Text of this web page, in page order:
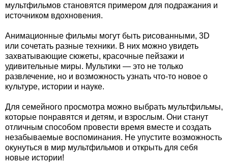
мультфильмов становятся примером для подражания и
источником вдохновения.
Анимационные фильмы могут быть рисованными, 3D
или сочетать разные техники. В них можно увидеть
захватывающие сюжеты, красочные пейзажи и
удивительные миры. Мультики — это не только
развлечение, но и возможность узнать что-то новое о
культуре, истории и науке.
Для семейного просмотра можно выбрать мультфильмы,
которые понравятся и детям, и взрослым. Они станут
отличным способом провести время вместе и создать
незабываемые воспоминания. Не упустите возможность
окунуться в мир мультфильмов и открыть для себя
новые истории!